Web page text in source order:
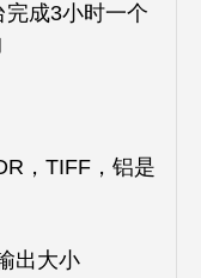
完成3小时一个
，TIFF，铝是
出大小